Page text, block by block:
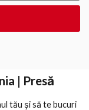
| Presă
tău și să te bucuri